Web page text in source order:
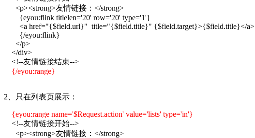
<p><strong>友情链接：</strong>
{eyou:flink titlelen='20' row='20' type='1'}
<a href="{$field.url}" title="{$field.title}" {$field.target}>{$field.title}</a>
{/eyou:flink}
</p>
</div>
<!--友情链接结束-->
{/eyou:range}
2、只在列表页展示：
{eyou:range name='$Request.action' value='lists' type='in'}
<!--友情链接开始-->
<p><strong>友情链接：</strong>